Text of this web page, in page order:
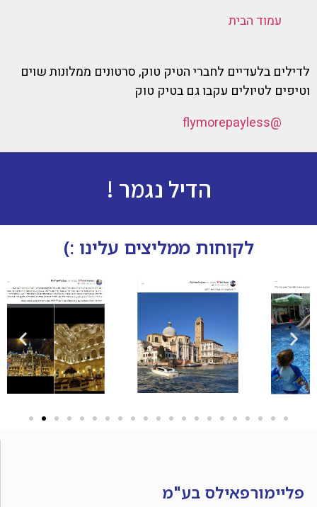
עמוד הבית
לדילים בלעדיים לחברי הטיק טוק, סרטונים ממלונות שוים
וטיפים לטיולים עקבו גם בטיק טוק
@flymorepayless
הדיל נגמר !
לקוחות ממליצים עלינו :)
פליימורפאילס בע"מ